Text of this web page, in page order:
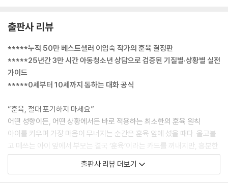
구를 들어주지 않으면서도 과격한 행동을 막는 효과적인 방법이다.
- p.036, 〈무시하기 훈육을 했더니 아이가 이상해졌어요〉 중에서
문제 행동이 반복되는 중요한 이유가 한 가지 더 있다. 아이의 문제 행동에
는 2차적 이득이 있다는 점이다. 소리 지르고 울면 아이도 무척 힘들다. 그
엄마에게 잔소리 듣고 혼나는 건 힘들지만 울고 떼쓰면 우선 엄마의 눈길
과 관심을 고스란히 받고, 엄마를 옆에 붙들어 놓을 수 있다. 이 점이 1차적
이득이다. 2차적 이득은, 떼쓰고 나면 원하는 것을 얻게 된다는 점이다. 엄
마의 도움, 원하는 장난감이나 음식, 게임, TV, 스마트폰, 혹은 과제를 안
해도 된다는 허락을 얻게 된다. 부모는 아이가 얌전히 있을 땐 허용하지 않
는 행동을 울고 떼쓰면 어쩔 수 없이 허용하게 되는 경우가 많다.
p.057, 〈아이 마음을 읽지 못하는 부모들〉 중에서
출판사 리뷰
*****누적 50만 베스트셀러 이임숙 작가의 훈육 결정판
*****25년간 3만 시간 아동청소년 상담으로 검증된 기질별·상황별 실전
가이드
*****0세부터 10세까지 통하는 대화 공식
“훈육, 절대 포기하지 마세요”
어떤 성향이든, 어떤 상황에서든 바로 적용하는 최소한의 훈육 원칙
아이를 키우며 가장 마음이 무너지는 순간은 훈육 앞에 섰을 때다. 울고불
고 떼쓰는 아이 앞에서 부모는 결국 ‘훈육’이라는 카드를 꺼내지만, 흥분한
아이와 감정이 상한 부모에게 모두 버겁다. 단호해지려다 소리를 지르고,
돌아서서 후회하며 ‘이게 맞나?’ 자신을 의심한다. 아이를 위해 시작했는데
출판사 리뷰 더보기